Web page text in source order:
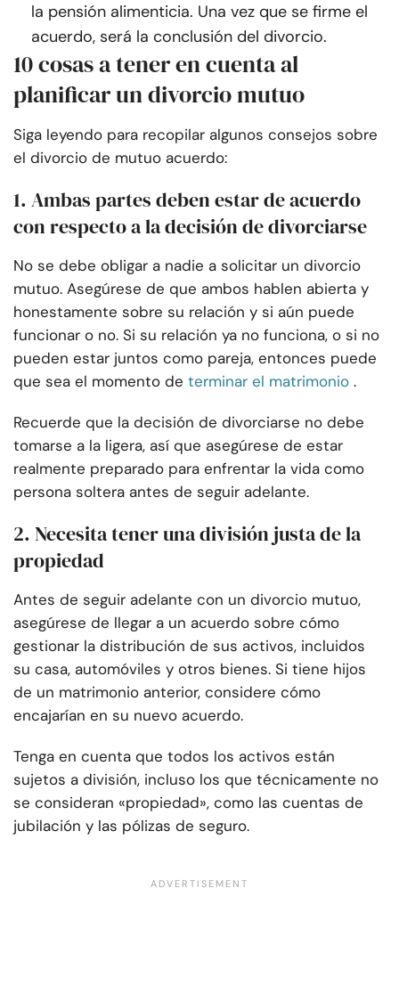
la pensión alimenticia. Una vez que se firme el
acuerdo, será la conclusión del divorcio.
10 cosas a tener en cuenta al
planificar un divorcio mutuo
Siga leyendo para recopilar algunos consejos sobre
el divorcio de mutuo acuerdo:
1. Ambas partes deben estar de acuerdo
con respecto a la decisión de divorciarse
No se debe obligar a nadie a solicitar un divorcio
mutuo. Asegúrese de que ambos hablen abierta y
honestamente sobre su relación y si aún puede
funcionar o no. Si su relación ya no funciona, o si no
pueden estar juntos como pareja, entonces puede
que sea el momento de terminar el matrimonio .
Recuerde que la decisión de divorciarse no debe
tomarse a la ligera, así que asegúrese de estar
realmente preparado para enfrentar la vida como
persona soltera antes de seguir adelante.
2. Necesita tener una división justa de la
propiedad
Antes de seguir adelante con un divorcio mutuo,
asegúrese de llegar a un acuerdo sobre cómo
gestionar la distribución de sus activos, incluidos
su casa, automóviles y otros bienes. Si tiene hijos
de un matrimonio anterior, considere cómo
encajarían en su nuevo acuerdo.
Tenga en cuenta que todos los activos están
sujetos a división, incluso los que técnicamente no
se consideran «propiedad», como las cuentas de
jubilación y las pólizas de seguro.